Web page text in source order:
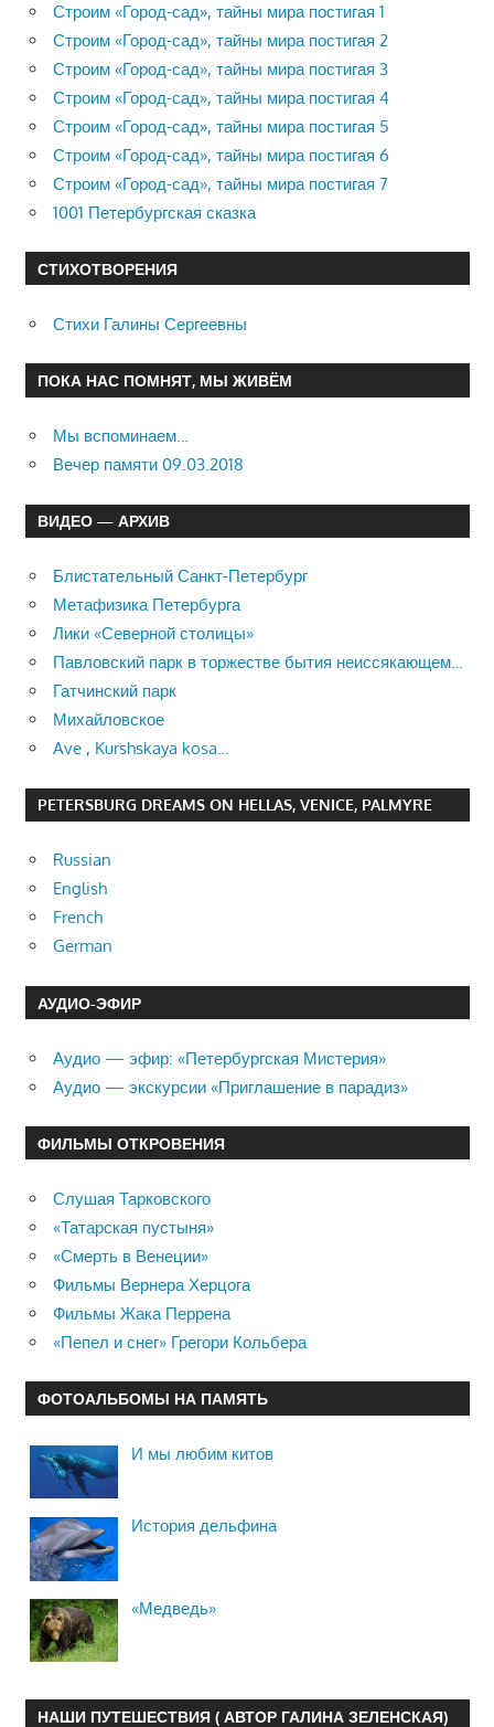
Строим «Город-сад», тайны мира постигая 1
Строим «Город-сад», тайны мира постигая 2
Строим «Город-сад», тайны мира постигая 3
Строим «Город-сад», тайны мира постигая 4
Строим «Город-сад», тайны мира постигая 5
Строим «Город-сад», тайны мира постигая 6
Строим «Город-сад», тайны мира постигая 7
1001 Петербургская сказка
СТИХОТВОРЕНИЯ
Стихи Галины Сергеевны
ПОКА НАС ПОМНЯТ, МЫ ЖИВЁМ
Мы вспоминаем…
Вечер памяти 09.03.2018
ВИДЕО — АРХИВ
Блистательный Санкт-Петербург
Метафизика Петербурга
Лики «Северной столицы»
Павловский парк в торжестве бытия неиссякающем…
Гатчинский парк
Михайловское
Ave , Kurshskaya kosa…
PETERSBURG DREAMS ON HELLAS, VENICE, PALMYRE
Russian
English
French
German
АУДИО-ЭФИР
Аудио — эфир: «Петербургская Мистерия»
Аудио — экскурсии «Приглашение в парадиз»
ФИЛЬМЫ ОТКРОВЕНИЯ
Слушая Тарковского
«Татарская пустыня»
«Смерть в Венеции»
Фильмы Вернера Херцога
Фильмы Жака Перрена
«Пепел и снег» Грегори Кольбера
ФОТОАЛЬБОМЫ НА ПАМЯТЬ
И мы любим китов
История дельфина
«Медведь»
НАШИ ПУТЕШЕСТВИЯ ( АВТОР ГАЛИНА ЗЕЛЕНСКАЯ)